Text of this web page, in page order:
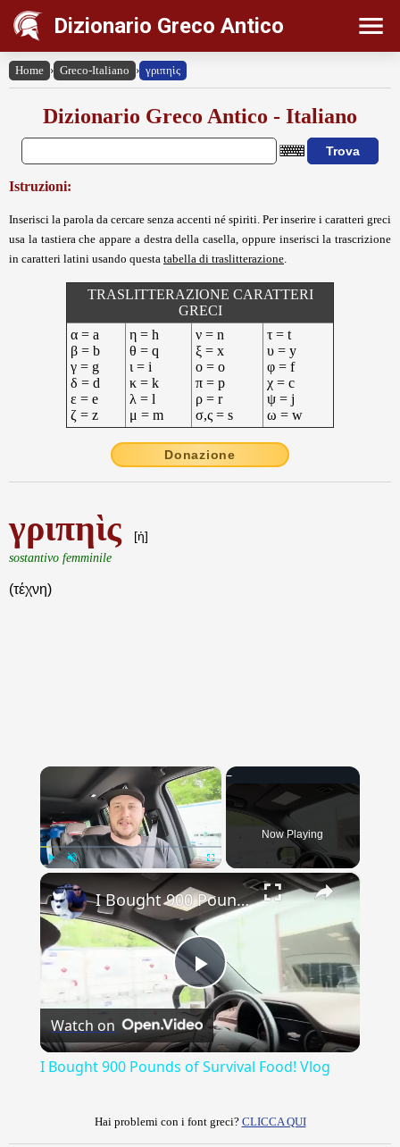
Dizionario Greco Antico
Home › Greco-Italiano › γριπηὶς
Dizionario Greco Antico - Italiano
Istruzioni:
Inserisci la parola da cercare senza accenti né spiriti. Per inserire i caratteri greci
usa la tastiera che appare a destra della casella, oppure inserisci la trascrizione
in caratteri latini usando questa tabella di traslitterazione
TRASLITTERAZIONE CARATTERI
GRECI
α = a
β = b
γ = g
δ = d
ε = e
ζ = z
η = h
θ = q
ι = i
κ = k
λ = l
μ = m
ν = n
ξ = x
ο = o
π = p
ρ = r
σ,ς = s
τ = t
υ = y
φ = f
χ = c
ψ = j
ω = w
Donazione
γριπηὶς
[ἡ]
sostantivo femminile
(τέχνη)
×
Now Playing
×
Play
Video
I Bought 900 Pounds of Survival Food! Vlog
Watch on
I Bought 900 Pounds of Survival Food! Vlog
Hai problemi con i font greci? CLICCA QUI